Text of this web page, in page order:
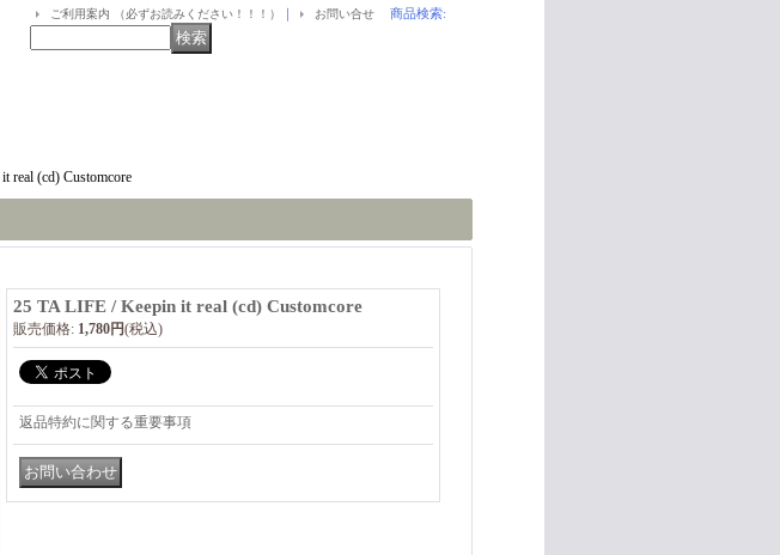
ご利用案内 （必ずお読みください！！！） ｜ お問い合せ 商品検索:
real (cd) Customcore
25 TA LIFE / Keepin it real (cd) Customcore
販売価格: 1,780円(税込)
返品特約に関する重要事項